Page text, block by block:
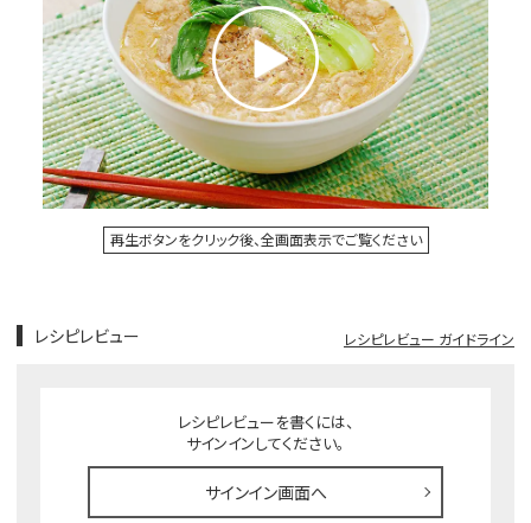
再生ボタンをクリック後、全画面表示でご覧ください
レシピレビュー レシピレビュー ガイドライン
レシピレビューを書くには、
サインインしてください。
サインイン画面へ